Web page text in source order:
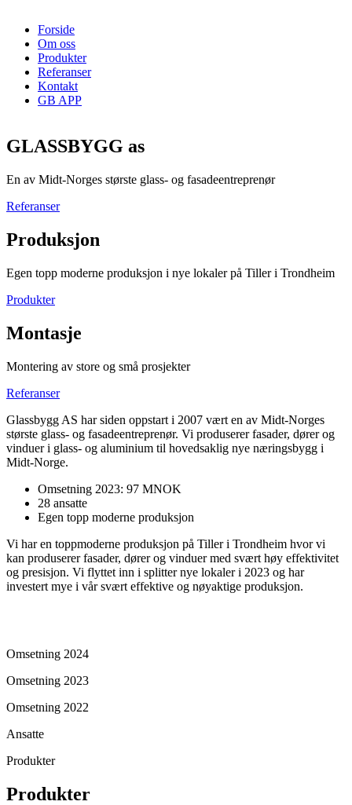
Forside
Om oss
Produkter
Referanser
Kontakt
GB APP
GLASSBYGG as
En av Midt-Norges største glass- og fasadeentreprenør
Referanser
Produksjon
Egen topp moderne produksjon i nye lokaler på Tiller i Trondheim
Produkter
Montasje
Montering av store og små prosjekter
Referanser
Glassbygg AS har siden oppstart i 2007 vært en av Midt-Norges
største glass- og fasadeentreprenør. Vi produserer fasader, dører og
vinduer i glass- og aluminium til hovedsaklig nye næringsbygg i
Midt-Norge.
Omsetning 2023: 97 MNOK
28 ansatte
Egen topp moderne produksjon
Vi har en toppmoderne produksjon på Tiller i Trondheim hvor vi
kan produserer fasader, dører og vinduer med svært høy effektivitet
og presisjon. Vi flyttet inn i splitter nye lokaler i 2023 og har
investert mye i vår svært effektive og nøyaktige produksjon.
Omsetning 2024
Omsetning 2023
Omsetning 2022
Ansatte
Produkter
Produkter